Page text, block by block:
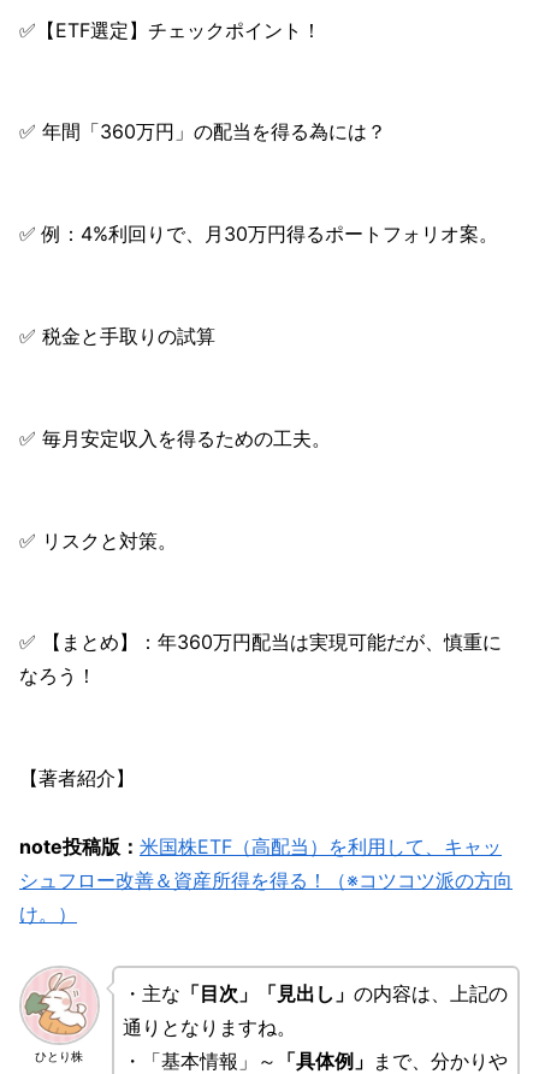
✅【ETF選定】チェックポイント！
✅ 年間「360万円」の配当を得る為には？
✅ 例：4%利回りで、月30万円得るポートフォリオ案。
✅ 税金と手取りの試算
✅ 毎月安定収入を得るための工夫。
✅ リスクと対策。
✅ 【まとめ】：年360万円配当は実現可能だが、慎重に
なろう！
【著者紹介】
note投稿版： 米国株ETF（高配当）を利用して、キャッ
シュフロー改善＆資産所得を得る！（※コツコツ派の方向
け。）
ひとり株
・主な 「目次」「見出し」 の内容は、上記の
通りとなりますね。
・「基本情報」～ 「具体例」 まで、分かりや